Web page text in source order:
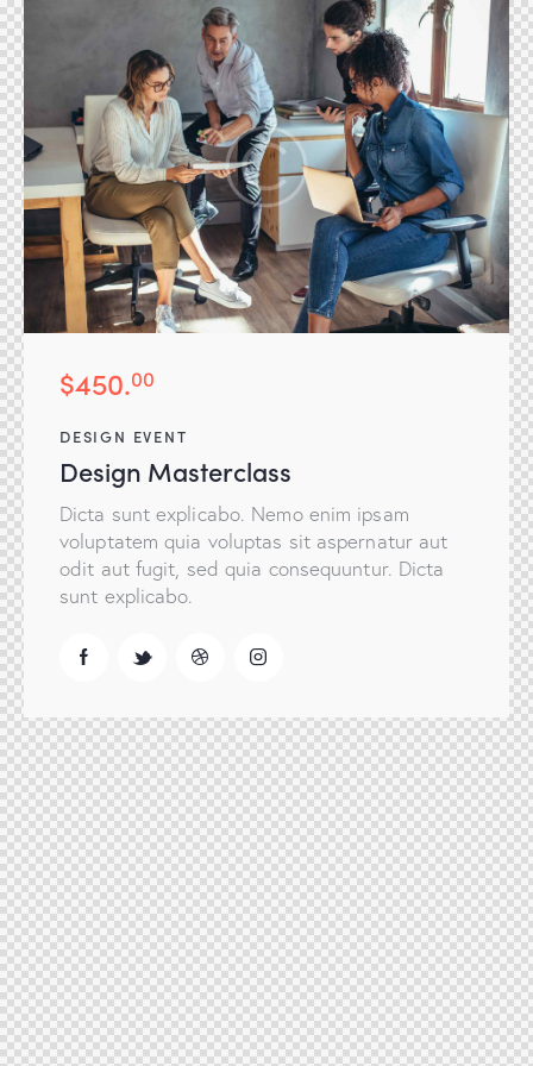
$450.00
DESIGN EVENT
Design Masterclass
Dicta sunt explicabo. Nemo enim ipsam
voluptatem quia voluptas sit aspernatur aut
odit aut fugit, sed quia consequuntur. Dicta
sunt explicabo.